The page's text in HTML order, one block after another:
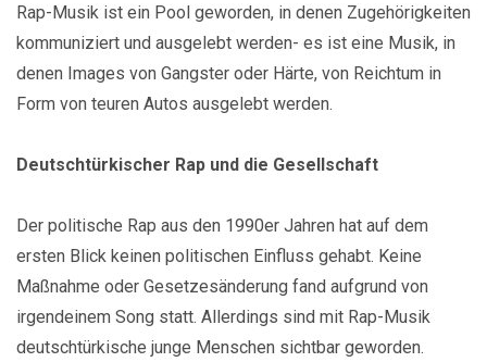
Rap-Musik ist ein Pool geworden, in denen Zugehörigkeiten
kommuniziert und ausgelebt werden- es ist eine Musik, in
denen Images von Gangster oder Härte, von Reichtum in
Form von teuren Autos ausgelebt werden.
Deutschtürkischer Rap und die Gesellschaft
Der politische Rap aus den 1990er Jahren hat auf dem
ersten Blick keinen politischen Einfluss gehabt. Keine
Maßnahme oder Gesetzesänderung fand aufgrund von
irgendeinem Song statt. Allerdings sind mit Rap-Musik
deutschtürkische junge Menschen sichtbar geworden.